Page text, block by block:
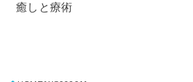
癒しと療術